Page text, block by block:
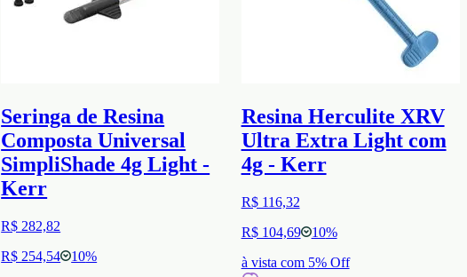
Seringa de Resina
Composta Universal
SimpliShade 4g Light -
Kerr
R$ 282,82
R$ 254,54
10%
Resina Herculite XRV
Ultra Extra Light com
4g - Kerr
R$ 116,32
R$ 104,69
10%
à vista com 5% Off